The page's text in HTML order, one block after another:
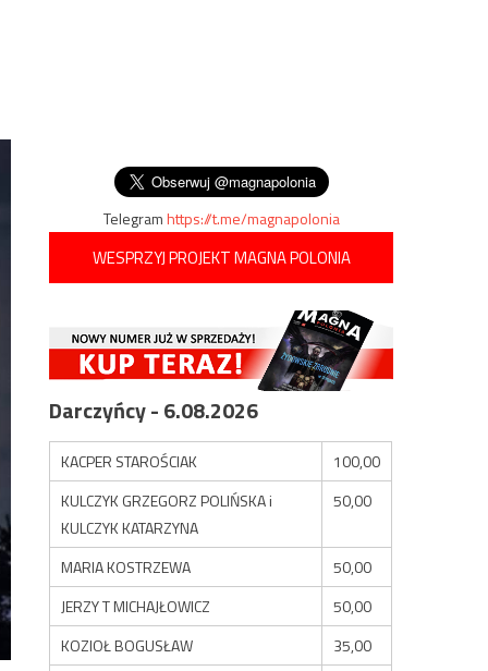
Telegramhttps://t.me/magnapolonia
WESPRZYJ PROJEKT MAGNA POLONIA
Darczyńcy - 6.08.2026
KACPER STAROŚCIAK
100,00
KULCZYK GRZEGORZ POLIŃSKA i
KULCZYK KATARZYNA
50,00
MARIA KOSTRZEWA
50,00
JERZY T MICHAJŁOWICZ
50,00
KOZIOŁ BOGUSŁAW
35,00